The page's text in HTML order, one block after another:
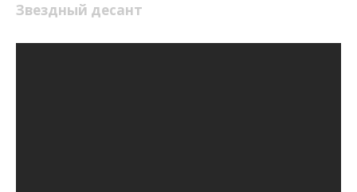
Звездный десант